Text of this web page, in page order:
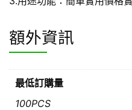
額外資訊
最低訂購量
100PCS